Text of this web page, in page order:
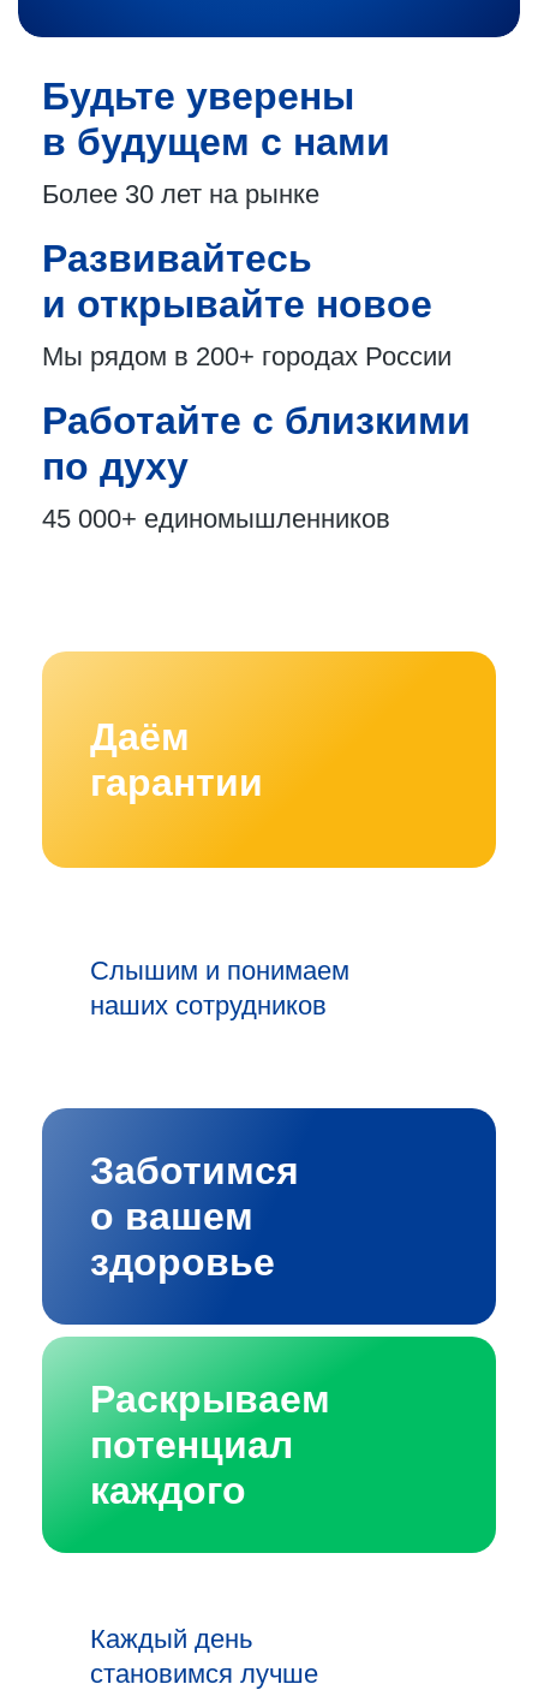
Будьте уверены
в будущем с нами
Более 30 лет на рынке
Развивайтесь
и открывайте новое
Мы рядом в 200+ городах России
Работайте с близкими
по духу
45 000+ единомышленников
Даём
гарантии
Слышим и понимаем
наших сотрудников
Заботимся
о вашем
здоровье
Раскрываем
потенциал
каждого
Каждый день
становимся лучше